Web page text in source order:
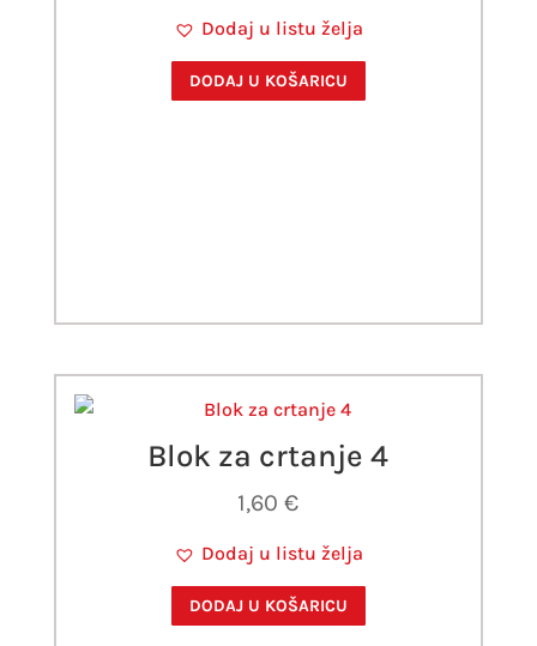
Dodaj u listu želja
DODAJ U KOŠARICU
Blok za crtanje 4
1,60€
Dodaj u listu želja
DODAJ U KOŠARICU